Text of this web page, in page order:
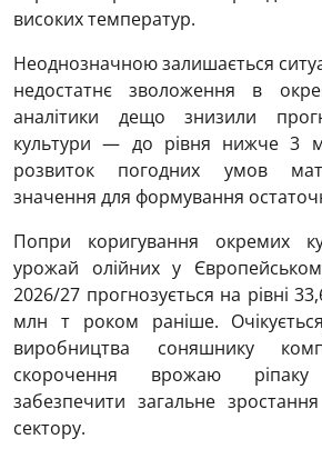
високих температур.
Неоднозначною залишається
недостатнє зволоження в
аналітики дещо знизили
культури — до рівня нижче 3
розвиток погодних умов
значення для формування
Попри коригування окремих
урожай олійних у
2026/27 прогнозується на рівні
млн т роком раніше.
виробництва соняшнику
скорочення врожаю
забезпечити загальне
сектору.